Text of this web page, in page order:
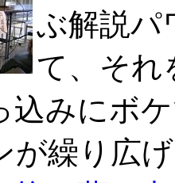
ぶ解説パ
て、それ
込みにボ
が繰り広